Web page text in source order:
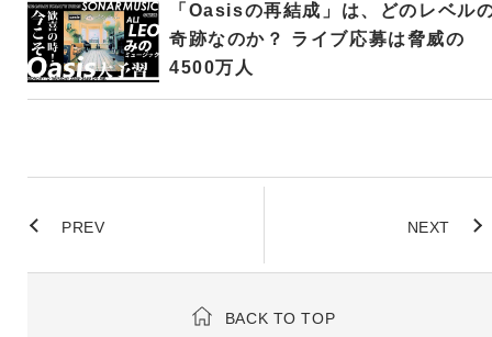
「Oasisの再結成」は、どのレベル
奇跡なのか？ ライブ応募は脅威の
4500万人
PREV NEXT
BACK TO TOP